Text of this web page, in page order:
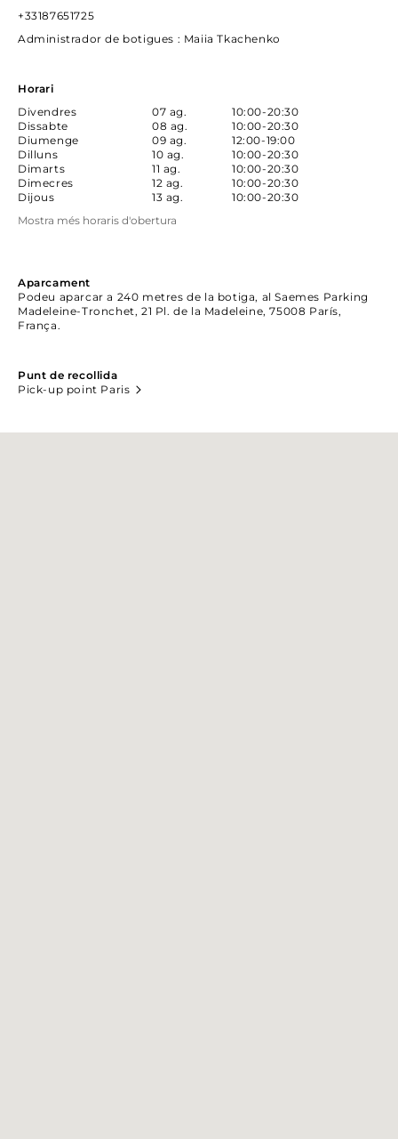
+33187651725
Administrador de botigues : Maiia Tkachenko
Horari
Divendres
07 ag.
10:00-20:30
Dissabte
08 ag.
10:00-20:30
Diumenge
09 ag.
12:00-19:00
Dilluns
10 ag.
10:00-20:30
Dimarts
11 ag.
10:00-20:30
Dimecres
12 ag.
10:00-20:30
Dijous
13 ag.
10:00-20:30
Mostra més horaris d'obertura
Aparcament
Podeu aparcar a 240 metres de la botiga, al Saemes Parking
Madeleine-Tronchet, 21 Pl. de la Madeleine, 75008 París,
França.
Punt de recollida
Pick-up point Paris